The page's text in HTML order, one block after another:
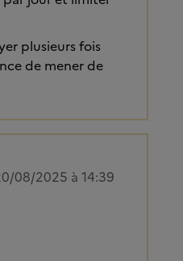
plusieurs fois
de mener de
08/2025 à 14:39